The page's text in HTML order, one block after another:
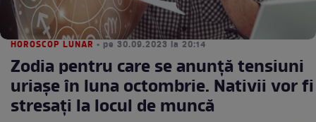
HOROSCOP LUNAR • pe 30.09.2023 la 20:14
Zodia pentru care se anunță tensiuni
uriașe în luna octombrie. Nativii vor fi
stresați la locul de muncă